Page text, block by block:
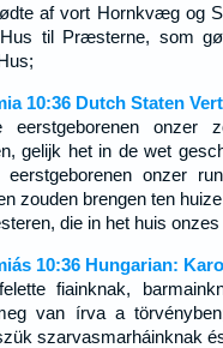
af vort Hornkvæg og
til Præsterne, som
10:36 Dutch Staten
eerstgeborenen onzer
gelijk het in de wet
onzer
zouden brengen ten
die in het huis
10:36 Hungarian:
fiainknak,
van írva a
szarvasmarháinknak